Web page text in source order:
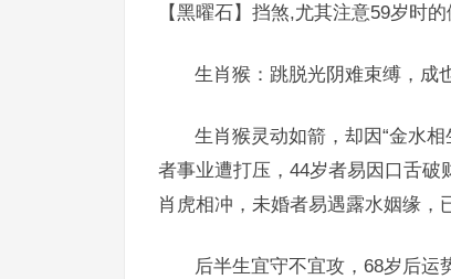
【黑曜石】挡煞,尤其注意59岁时的
生肖猴：跳脱光阴难束缚，成
生肖猴灵动如箭，却因“金水相
者事业遭打压，44岁者易因口舌破
肖虎相冲，未婚者易遇露水姻缘，
后半生宜守不宜攻，68岁后运